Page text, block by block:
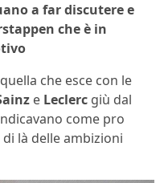
a far discutere e
che è in
che esce con le
e Leclerc giù dal
come pro
là delle ambizioni